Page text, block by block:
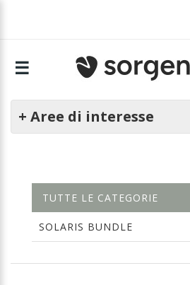
☰
+ Aree di interesse
TUTTE LE CATEGORIE
SOLARIS BUNDLE